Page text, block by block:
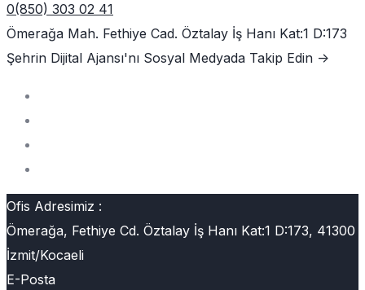
0(850) 303 02 41
Ömerağa Mah. Fethiye Cad. Öztalay İş Hanı Kat:1 D:173
Şehrin Dijital Ajansı'nı Sosyal Medyada Takip Edin ->
Ofis Adresimiz :
Ömerağa, Fethiye Cd. Öztalay İş Hanı Kat:1 D:173, 41300
İzmit/Kocaeli
E-Posta